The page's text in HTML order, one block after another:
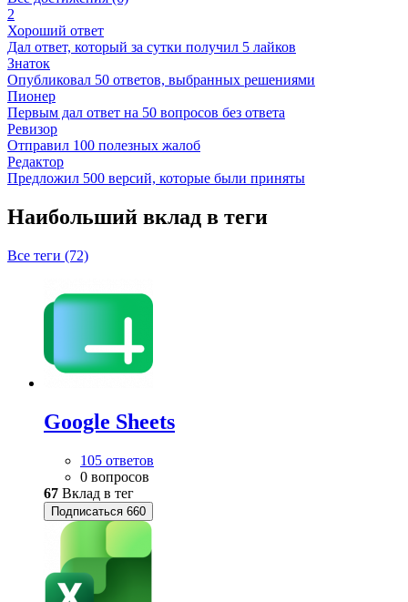
2
Хороший ответ
Дал ответ, который за сутки получил 5 лайков
Знаток
Опубликовал 50 ответов, выбранных решениями
Пионер
Первым дал ответ на 50 вопросов без ответа
Ревизор
Отправил 100 полезных жалоб
Редактор
Предложил 500 версий, которые были приняты
Наибольший вклад в теги
Все теги (72)
Google Sheets
105 ответов
0 вопросов
67 Вклад в тег
Подписаться 660